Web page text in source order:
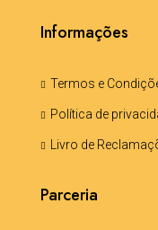
Informações
Termos e
Política de
Livro de
Parceria